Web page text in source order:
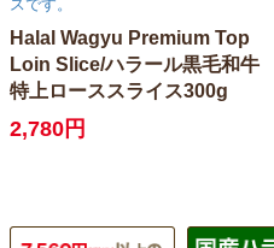
スです。
Halal Wagyu Premium Top
Loin Slice/ハラール黒毛和牛
特上ローススライス300g
2,780円